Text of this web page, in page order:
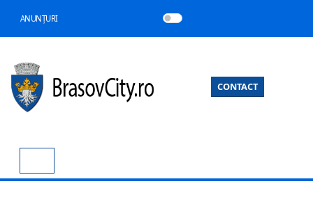
ANUNȚURI
CONTACT